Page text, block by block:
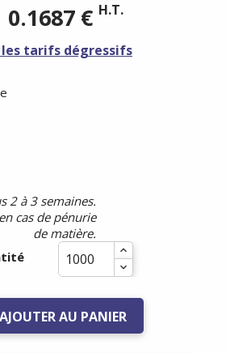
0.1687 € H.T.
tarifs dégressifs
2 à 3 semaines.
cas de pénurie
de matière.
AJOUTER AU PANIER